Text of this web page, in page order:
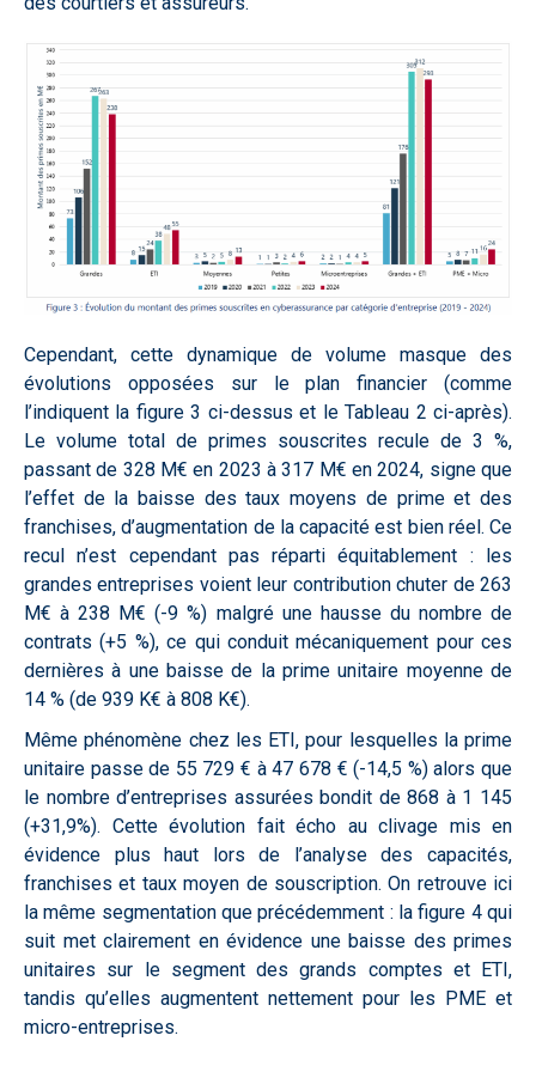
Cependant, cette dynamique de volume masque des
évolutions opposées sur le plan financier (comme
l’indiquent la figure 3 ci-dessus et le Tableau 2 ci-après).
Le volume total de primes souscrites recule de 3 %,
passant de 328 M€ en 2023 à 317 M€ en 2024, signe que
l’effet de la baisse des taux moyens de prime et des
franchises, d’augmentation de la capacité est bien réel. Ce
recul n’est cependant pas réparti équitablement : les
grandes entreprises voient leur contribution chuter de 263
M€ à 238 M€ (-9 %) malgré une hausse du nombre de
contrats (+5 %), ce qui conduit mécaniquement pour ces
dernières à une baisse de la prime unitaire moyenne de
14 % (de 939 K€ à 808 K€).
Même phénomène chez les ETI, pour lesquelles la prime
unitaire passe de 55 729 € à 47 678 € (-14,5 %) alors que
le nombre d’entreprises assurées bondit de 868 à 1 145
(+31,9%). Cette évolution fait écho au clivage mis en
évidence plus haut lors de l’analyse des capacités,
franchises et taux moyen de souscription. On retrouve ici
la même segmentation que précédemment : la figure 4 qui
suit met clairement en évidence une baisse des primes
unitaires sur le segment des grands comptes et ETI,
tandis qu’elles augmentent nettement pour les PME et
micro-entreprises.